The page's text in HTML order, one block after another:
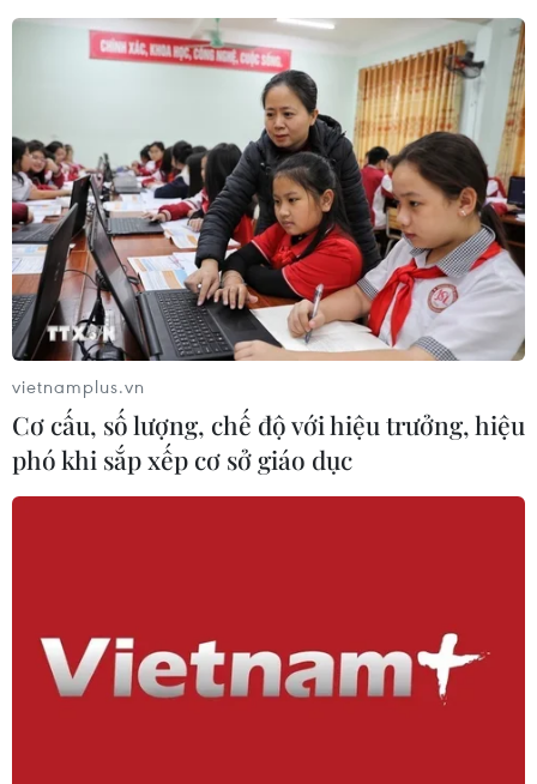
vietnamplus.vn
Cơ cấu, số lượng, chế độ với hiệu trưởng, hiệu
phó khi sắp xếp cơ sở giáo dục